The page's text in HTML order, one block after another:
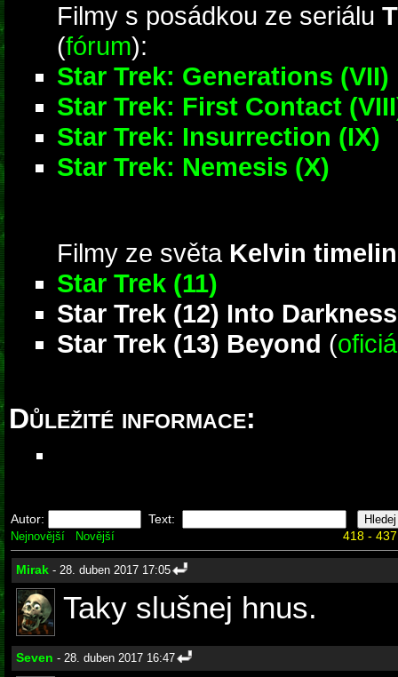
Filmy s posádkou ze seriálu
(fórum):
Star Trek: Generations (VII)
Star Trek: First Contact
Star Trek: Insurrection (IX)
Star Trek: Nemesis (X)
Filmy ze světa Kelvin
Star Trek (11)
Star Trek (12) Into Darkness
Star Trek (13) Beyond (
Důležité informace:
Autor: Text:
Nejnovější Novější 418 -
Mirak - 28. duben 2017 17:05
Taky slušnej hnus.
Seven - 28. duben 2017 16:47